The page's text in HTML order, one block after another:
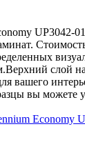
UP3042-
Стоимость
слой
вашего
вы можете